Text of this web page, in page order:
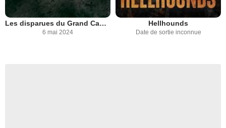
Les disparues du Grand Canyon
6 mai 2024
Hellhounds
Date de sortie inconnue